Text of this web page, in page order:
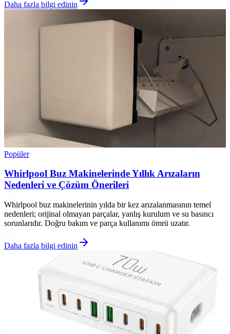
Daha fazla bilgi edinin
Popüler
Whirlpool Buz Makinelerinde Yıllık Arızaların
Nedenleri ve Çözüm Önerileri
Whirlpool buz makinelerinin yılda bir kez arızalanmasının temel
nedenleri; orijinal olmayan parçalar, yanlış kurulum ve su basıncı
sorunlarıdır. Doğru bakım ve parça kullanımı ömrü uzatır.
Daha fazla bilgi edinin